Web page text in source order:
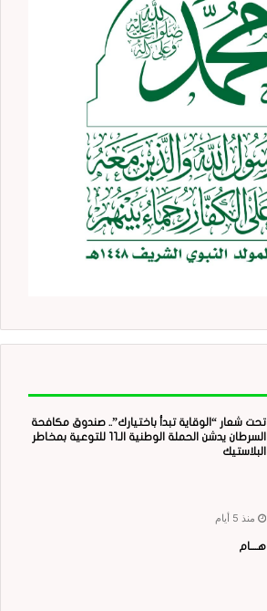
تحت شعار “الوقاية تبدأ باختيارك”.. صندوق مكافحة
السرطان يدشن الحملة الوطنية الـ11 للتوعية بمخاطر
البلاستيك
منذ 5 أيام
هــــام